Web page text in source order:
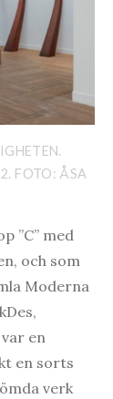
FOTO: ÅSA
”C” med
och som
Moderna
en
en sorts
verk